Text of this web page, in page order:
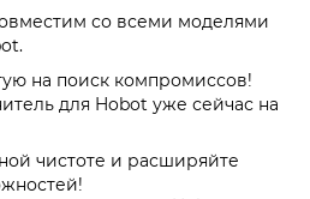
со всеми моделями
на поиск компромиссов!
для Hobot уже сейчас на
чистоте и расширяйте